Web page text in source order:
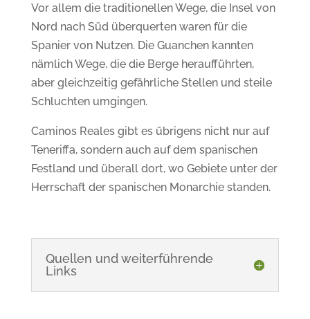
Vor allem die traditionellen Wege, die Insel von
Nord nach Süd überquerten waren für die
Spanier von Nutzen. Die Guanchen kannten
nämlich Wege, die die Berge heraufführten,
aber gleichzeitig gefährliche Stellen und steile
Schluchten umgingen.
Caminos Reales gibt es übrigens nicht nur auf
Teneriffa, sondern auch auf dem spanischen
Festland und überall dort, wo Gebiete unter der
Herrschaft der spanischen Monarchie standen.
Quellen und weiterführende
Links